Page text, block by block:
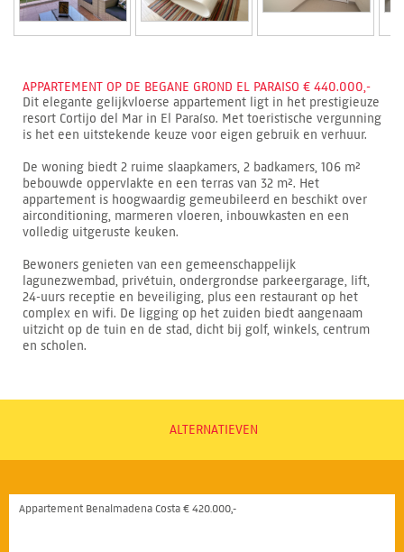
APPARTEMENT OP DE BEGANE GROND EL PARAISO € 440.000,-
Dit elegante gelijkvloerse appartement ligt in het prestigieuze
resort Cortijo del Mar in El Paraíso. Met toeristische vergunning
is het een uitstekende keuze voor eigen gebruik en verhuur.
De woning biedt 2 ruime slaapkamers, 2 badkamers, 106 m²
bebouwde oppervlakte en een terras van 32 m². Het
appartement is hoogwaardig gemeubileerd en beschikt over
airconditioning, marmeren vloeren, inbouwkasten en een
volledig uitgeruste keuken.
Bewoners genieten van een gemeenschappelijk
lagunezwembad, privétuin, ondergrondse parkeergarage, lift,
24-uurs receptie en beveiliging, plus een restaurant op het
complex en wifi. De ligging op het zuiden biedt aangenaam
uitzicht op de tuin en de stad, dicht bij golf, winkels, centrum
en scholen.
ALTERNATIEVEN
Appartement Benalmadena Costa € 420.000,-